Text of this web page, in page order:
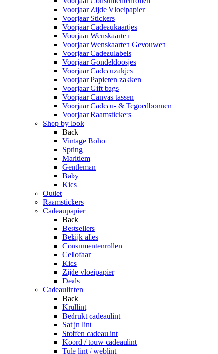
Voorjaar Zijde Vloeipapier
Voorjaar Stickers
Voorjaar Cadeaukaartjes
Voorjaar Wenskaarten
Voorjaar Wenskaarten Gevouwen
Voorjaar Cadeaulabels
Voorjaar Gondeldoosjes
Voorjaar Cadeauzakjes
Voorjaar Papieren zakken
Voorjaar Gift bags
Voorjaar Canvas tassen
Voorjaar Cadeau- & Tegoedbonnen
Voorjaar Raamstickers
Shop by look
Back
Vintage Boho
Spring
Maritiem
Gentleman
Baby
Kids
Outlet
Raamstickers
Cadeaupapier
Back
Bestsellers
Bekijk alles
Consumentenrollen
Cellofaan
Kids
Zijde vloeipapier
Deals
Cadeaulinten
Back
Krullint
Bedrukt cadeaulint
Satijn lint
Stoffen cadeaulint
Koord / touw cadeaulint
Tule lint / weblint